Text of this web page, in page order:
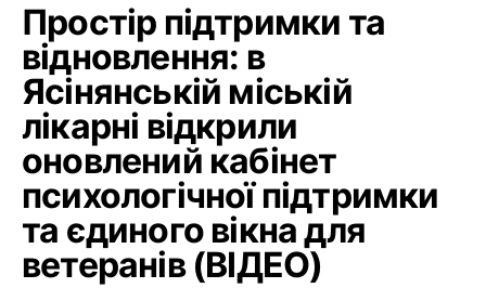
Простір підтримки та
відновлення: в
Ясінянській міській
лікарні відкрили
оновлений кабінет
психологічної підтримки
та єдиного вікна для
ветеранів (ВІДЕО)